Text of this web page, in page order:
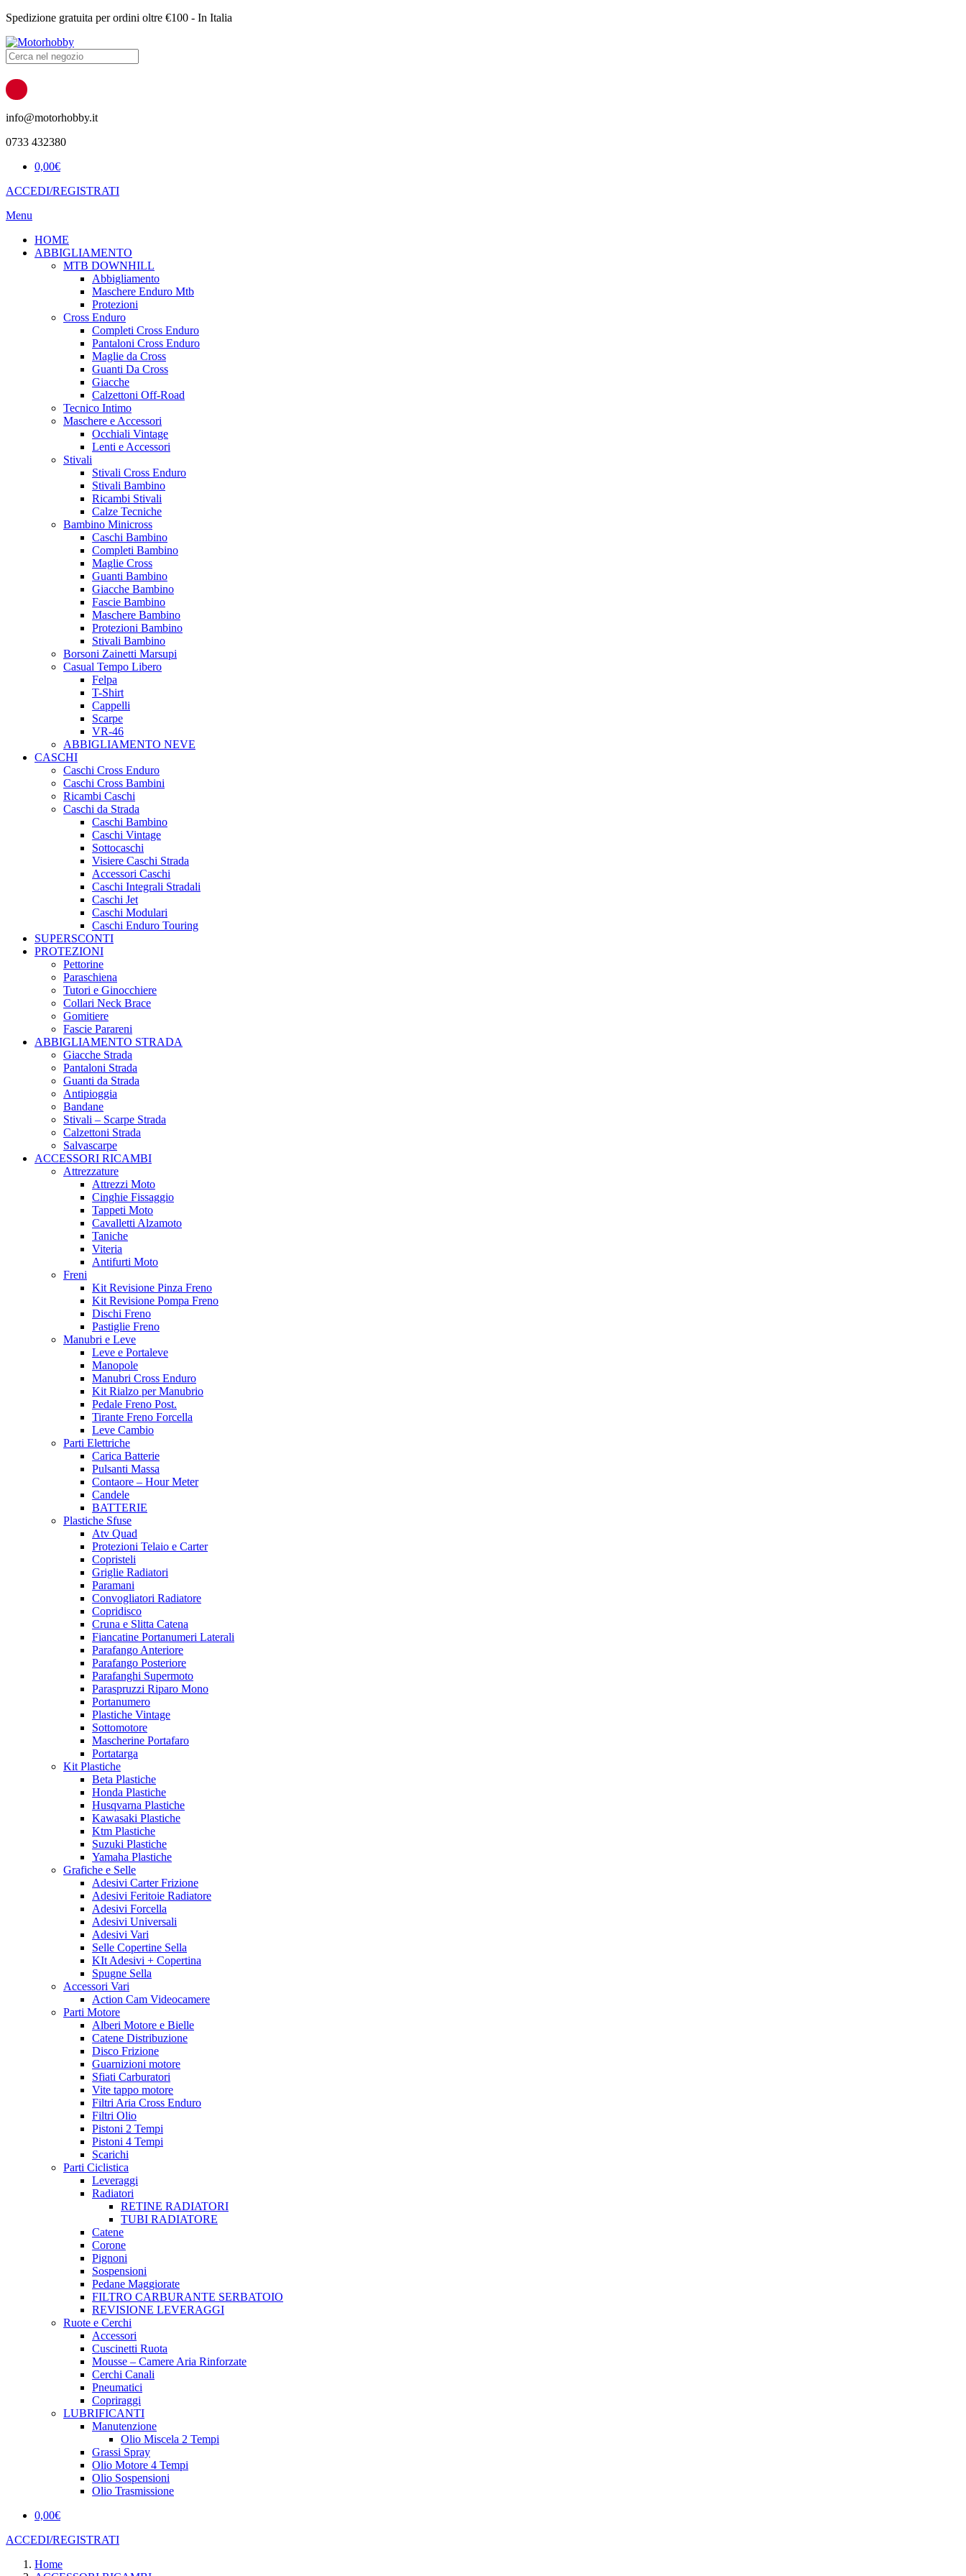
Spedizione gratuita per ordini oltre €100 - In Italia
Products
search
info@motorhobby.it
0733 432380
0,00€
ACCEDI/REGISTRATI
Menu
HOME
ABBIGLIAMENTO
MTB DOWNHILL
Abbigliamento
Maschere Enduro Mtb
Protezioni
Cross Enduro
Completi Cross Enduro
Pantaloni Cross Enduro
Maglie da Cross
Guanti Da Cross
Giacche
Calzettoni Off-Road
Tecnico Intimo
Maschere e Accessori
Occhiali Vintage
Lenti e Accessori
Stivali
Stivali Cross Enduro
Stivali Bambino
Ricambi Stivali
Calze Tecniche
Bambino Minicross
Caschi Bambino
Completi Bambino
Maglie Cross
Guanti Bambino
Giacche Bambino
Fascie Bambino
Maschere Bambino
Protezioni Bambino
Stivali Bambino
Borsoni Zainetti Marsupi
Casual Tempo Libero
Felpa
T-Shirt
Cappelli
Scarpe
VR-46
ABBIGLIAMENTO NEVE
CASCHI
Caschi Cross Enduro
Caschi Cross Bambini
Ricambi Caschi
Caschi da Strada
Caschi Bambino
Caschi Vintage
Sottocaschi
Visiere Caschi Strada
Accessori Caschi
Caschi Integrali Stradali
Caschi Jet
Caschi Modulari
Caschi Enduro Touring
SUPERSCONTI
PROTEZIONI
Pettorine
Paraschiena
Tutori e Ginocchiere
Collari Neck Brace
Gomitiere
Fascie Parareni
ABBIGLIAMENTO STRADA
Giacche Strada
Pantaloni Strada
Guanti da Strada
Antipioggia
Bandane
Stivali – Scarpe Strada
Calzettoni Strada
Salvascarpe
ACCESSORI RICAMBI
Attrezzature
Attrezzi Moto
Cinghie Fissaggio
Tappeti Moto
Cavalletti Alzamoto
Taniche
Viteria
Antifurti Moto
Freni
Kit Revisione Pinza Freno
Kit Revisione Pompa Freno
Dischi Freno
Pastiglie Freno
Manubri e Leve
Leve e Portaleve
Manopole
Manubri Cross Enduro
Kit Rialzo per Manubrio
Pedale Freno Post.
Tirante Freno Forcella
Leve Cambio
Parti Elettriche
Carica Batterie
Pulsanti Massa
Contaore – Hour Meter
Candele
BATTERIE
Plastiche Sfuse
Atv Quad
Protezioni Telaio e Carter
Copristeli
Griglie Radiatori
Paramani
Convogliatori Radiatore
Copridisco
Cruna e Slitta Catena
Fiancatine Portanumeri Laterali
Parafango Anteriore
Parafango Posteriore
Parafanghi Supermoto
Paraspruzzi Riparo Mono
Portanumero
Plastiche Vintage
Sottomotore
Mascherine Portafaro
Portatarga
Kit Plastiche
Beta Plastiche
Honda Plastiche
Husqvarna Plastiche
Kawasaki Plastiche
Ktm Plastiche
Suzuki Plastiche
Yamaha Plastiche
Grafiche e Selle
Adesivi Carter Frizione
Adesivi Feritoie Radiatore
Adesivi Forcella
Adesivi Universali
Adesivi Vari
Selle Copertine Sella
KIt Adesivi + Copertina
Spugne Sella
Accessori Vari
Action Cam Videocamere
Parti Motore
Alberi Motore e Bielle
Catene Distribuzione
Disco Frizione
Guarnizioni motore
Sfiati Carburatori
Vite tappo motore
Filtri Aria Cross Enduro
Filtri Olio
Pistoni 2 Tempi
Pistoni 4 Tempi
Scarichi
Parti Ciclistica
Leveraggi
Radiatori
RETINE RADIATORI
TUBI RADIATORE
Catene
Corone
Pignoni
Sospensioni
Pedane Maggiorate
FILTRO CARBURANTE SERBATOIO
REVISIONE LEVERAGGI
Ruote e Cerchi
Accessori
Cuscinetti Ruota
Mousse – Camere Aria Rinforzate
Cerchi Canali
Pneumatici
Copriraggi
LUBRIFICANTI
Manutenzione
Olio Miscela 2 Tempi
Grassi Spray
Olio Motore 4 Tempi
Olio Sospensioni
Olio Trasmissione
0,00€
ACCEDI/REGISTRATI
Home